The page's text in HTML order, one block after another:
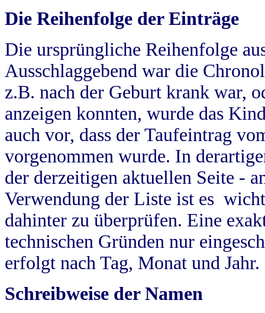
Die Reihenfolge der Einträge
Die ursprüngliche Reihenfolge
Ausschlaggebend war die
z.B. nach der Geburt krank war,
anzeigen konnten, wurde das
auch vor, dass der Taufeintrag
vorgenommen wurde. In
der derzeitigen aktuellen Seite -
Verwendung der Liste ist es
dahinter zu überprüfen. Eine
technischen Gründen nur
erfolgt nach Tag, Monat und Jahr.
Schreibweise der Namen